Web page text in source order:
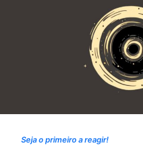
Seja o primeiro a reagir!